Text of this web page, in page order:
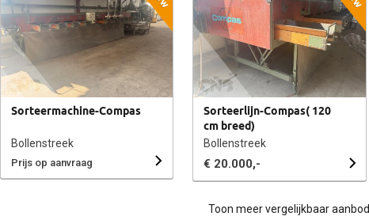
Sorteermachine-Compas
Bollenstreek
Prijs op aanvraag
Sorteerlijn-Compas( 120
cm breed)
Bollenstreek
€ 20.000,-
Toon meer vergelijkbaar aanbod